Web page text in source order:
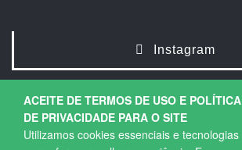
ACEITE DE TERMOS DE USO E POLÍTICA
DE PRIVACIDADE PARA O SITE
Utilizamos cookies essenciais e tecnologias
Instagram